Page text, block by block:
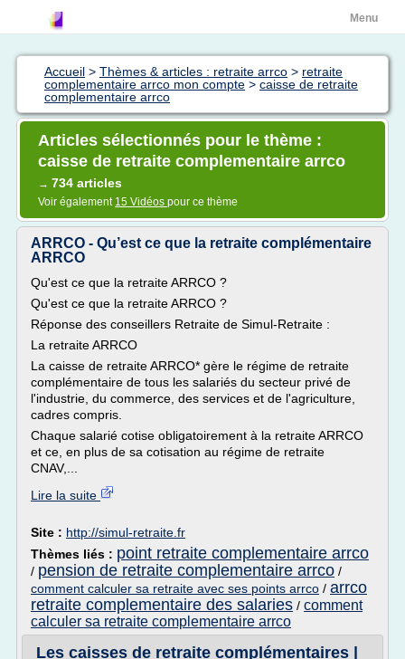
Menu
Accueil > Thèmes & articles : retraite arrco > retraite
complementaire arrco mon compte > caisse de retraite
complementaire arrco
Articles sélectionnés pour le thème :
caisse de retraite complementaire arrco
→ 734 articles
Voir également 15 Vidéos pour ce thème
ARRCO - Qu’est ce que la retraite complémentaire
ARRCO
Qu'est ce que la retraite ARRCO ?
Qu'est ce que la retraite ARRCO ?
Réponse des conseillers Retraite de Simul-Retraite :
La retraite ARRCO
La caisse de retraite ARRCO* gère le régime de retraite
complémentaire de tous les salariés du secteur privé de
l'industrie, du commerce, des services et de l'agriculture,
cadres compris.
Chaque salarié cotise obligatoirement à la retraite ARRCO
et ce, en plus de sa cotisation au régime de retraite
CNAV,...
Lire la suite
Site : http://simul-retraite.fr
Thèmes liés : point retraite complementaire arrco
/ pension de retraite complementaire arrco /
comment calculer sa retraite avec ses points arrco / arrco
retraite complementaire des salaries / comment
calculer sa retraite complementaire arrco
Les caisses de retraite complémentaires |